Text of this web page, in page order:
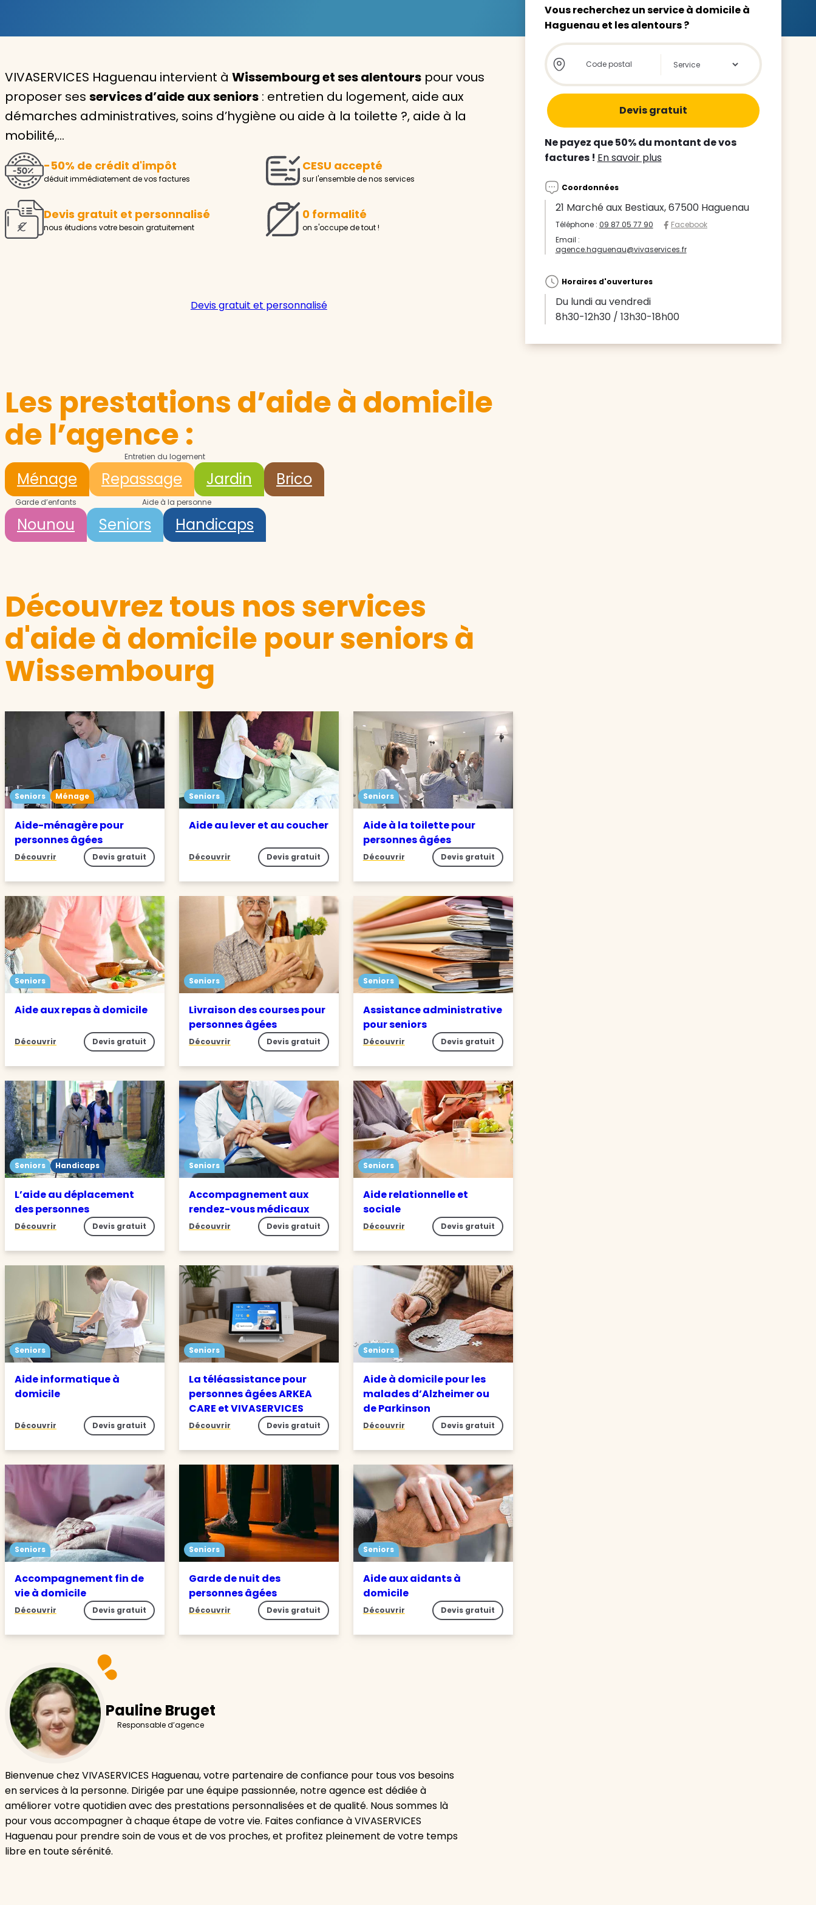
Aide à la personne
Seniors
Handicaps
Voir tous les services
Avec VIVASERVICES, trouvez le
service à domicile qui vous
Pour l’entretien de votre logement, la garde de votre enfant
ou l’accompagnement d’un parent, nos intervenants à
domicile sont là pour vous épauler.
Trouver mon agence
VIVASERVICES Haguenau intervient à Wissembourg et ses alentours pour vous
proposer ses services d’aide aux seniors : entretien du logement, aide aux
démarches administratives, soins d’hygiène ou aide à la toilette ?, aide à la
mobilité,…
-50% de crédit d'impôt
déduit immédiatement de vos factures
CESU accepté
sur l'ensemble de nos services
Devis gratuit et personnalisé
nous étudions votre besoin gratuitement
0 formalité
on s'occupe de tout !
Devis gratuit et personnalisé
Les prestations d’aide à domicile
de l’agence :
Entretien du logement
Ménage Repassage Jardin Brico
Garde d’enfants
Nounou
Aide à la personne
Seniors Handicaps
Découvrez tous nos services
d'aide à domicile pour seniors à
Wissembourg
Seniors Ménage
Aide-ménagère pour
personnes âgées
Découvrir Devis gratuit
Seniors
Aide au lever et au coucher
Découvrir Devis gratuit
Seniors
Aide à la toilette pour
personnes âgées
Découvrir Devis gratuit
Seniors
Aide aux repas à domicile
Découvrir Devis gratuit
Seniors
Livraison des courses pour
personnes âgées
Découvrir Devis gratuit
Seniors
Assistance administrative
pour seniors
Découvrir Devis gratuit
Seniors Handicaps
L’aide au déplacement
des personnes
Découvrir Devis gratuit
Seniors
Accompagnement aux
rendez-vous médicaux
Découvrir Devis gratuit
Seniors
Aide relationnelle et
sociale
Découvrir Devis gratuit
Seniors
Aide informatique à
domicile
Découvrir Devis gratuit
Seniors
La téléassistance pour
personnes âgées ARKEA
CARE et VIVASERVICES
Découvrir Devis gratuit
Seniors
Aide à domicile pour les
malades d’Alzheimer ou
de Parkinson
Découvrir Devis gratuit
Seniors
Accompagnement fin de
vie à domicile
Découvrir Devis gratuit
Seniors
Garde de nuit des
personnes âgées
Découvrir Devis gratuit
Seniors
Aide aux aidants à
domicile
Découvrir Devis gratuit
Pauline Bruget
Responsable d’agence
Bienvenue chez VIVASERVICES Haguenau, votre partenaire de confiance pour tous vos besoins
en services à la personne. Dirigée par une équipe passionnée, notre agence est dédiée à
améliorer votre quotidien avec des prestations personnalisées et de qualité. Nous sommes là
pour vous accompagner à chaque étape de votre vie. Faites confiance à VIVASERVICES
Haguenau pour prendre soin de vous et de vos proches, et profitez pleinement de votre temps
libre en toute sérénité.
Vous recherchez un service à domicile à
Haguenau et les alentours ?
Store locator global - Autocompletion
Rechercher
Ne payez que 50% du montant de vos
factures ! En savoir plus
Coordonnées
21 Marché aux Bestiaux, 67500 Haguenau
Téléphone : 09 87 05 77 90
Facebook
Email :
agence.haguenau@vivaservices.fr
Horaires d'ouvertures
Du lundi au vendredi
8h30-12h30 / 13h30-18h00